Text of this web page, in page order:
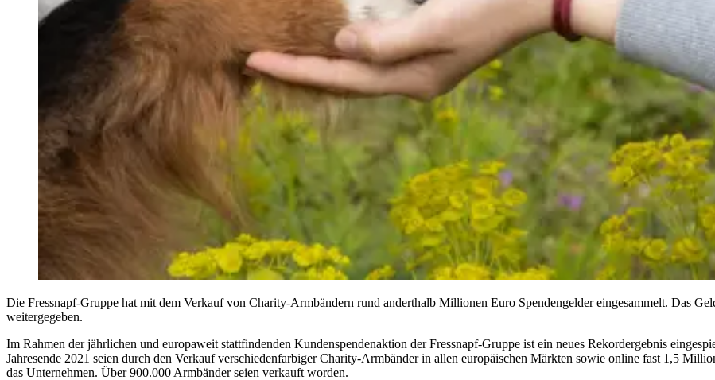
Die Fressnapf-Gruppe hat mit dem Verkauf von Charity-Armbändern rund anderthalb Millionen Euro Spendengelder eingesammelt. Das
weitergegeben.
Im Rahmen der jährlichen und europaweit stattfindenden Kundenspendenaktion der Fressnapf-Gruppe ist ein neues Rekordergebnis
Jahresende 2021 seien durch den Verkauf verschiedenfarbiger Charity-Armbänder in allen europäischen Märkten sowie online fast 1,5
das Unternehmen. Über 900.000 Armbänder seien verkauft worden.